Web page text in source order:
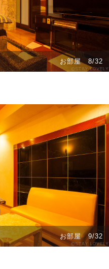
お部屋 8/32
お部屋 9/32